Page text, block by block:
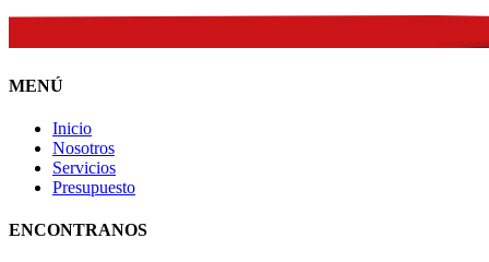
MENÚ
Inicio
Nosotros
Servicios
Presupuesto
ENCONTRANOS